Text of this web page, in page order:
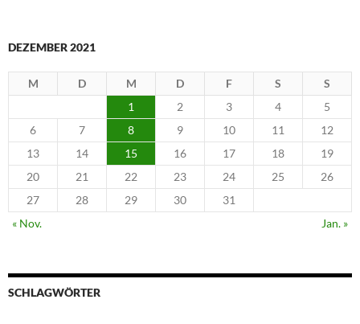
DEZEMBER 2021
M D M D F S
S
1
2 3 4
5
6
7 8 9 10 11
12
13
14 15 16 17 18
19
20
21 22 23 24 25
26
27
28 29 30
31
« Nov.
Jan. »
SCHLAGWÖRTER